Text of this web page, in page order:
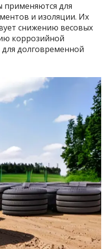
для
и изоляции. Их
снижению весовых
коррозийной
долговременной